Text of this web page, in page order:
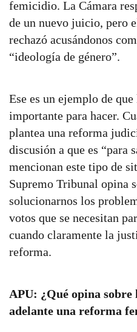
femicidio. La Cámara
de un nuevo juicio, pero
rechazó acusándonos
“ideología de género”.
Ese es un ejemplo de
importante para hacer.
plantea una reforma
discusión a que es “para
mencionan este tipo de
Supremo Tribunal opina
solucionarnos los
votos que se necesitan
cuando claramente la
reforma.
APU: ¿Qué opina
adelante una reforma